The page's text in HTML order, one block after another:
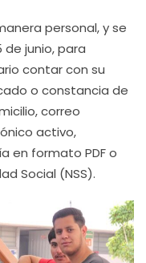
personal, y se
junio, para
contar con su
o constancia de
correo
activo,
en formato PDF o
Social (NSS).